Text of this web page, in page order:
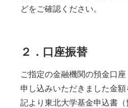
どをご確認ください。
２．口座振替
ご指定の金融機関の預金口
申し込みいただきました金
記より東北大学基金申込書（